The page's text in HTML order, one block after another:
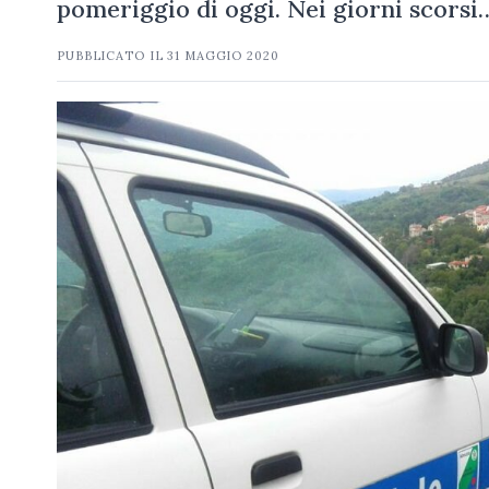
pomeriggio di oggi. Nei giorni
PUBBLICATO IL31 MAGGIO 2020